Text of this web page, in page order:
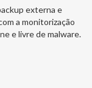
externa e
a monitorização
e livre de malware.